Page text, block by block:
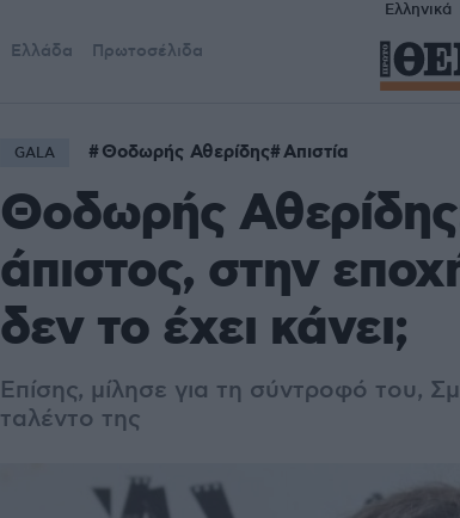
Ελληνικά
Ελλάδα Πρωτοσέλιδα
GALA Θοδωρής Αθερίδης Απιστία
Θοδωρής
άπιστος, στην
δεν το έχει κάνει;
Επίσης, μίλησε για τη σύντροφό του,
ταλέντο της